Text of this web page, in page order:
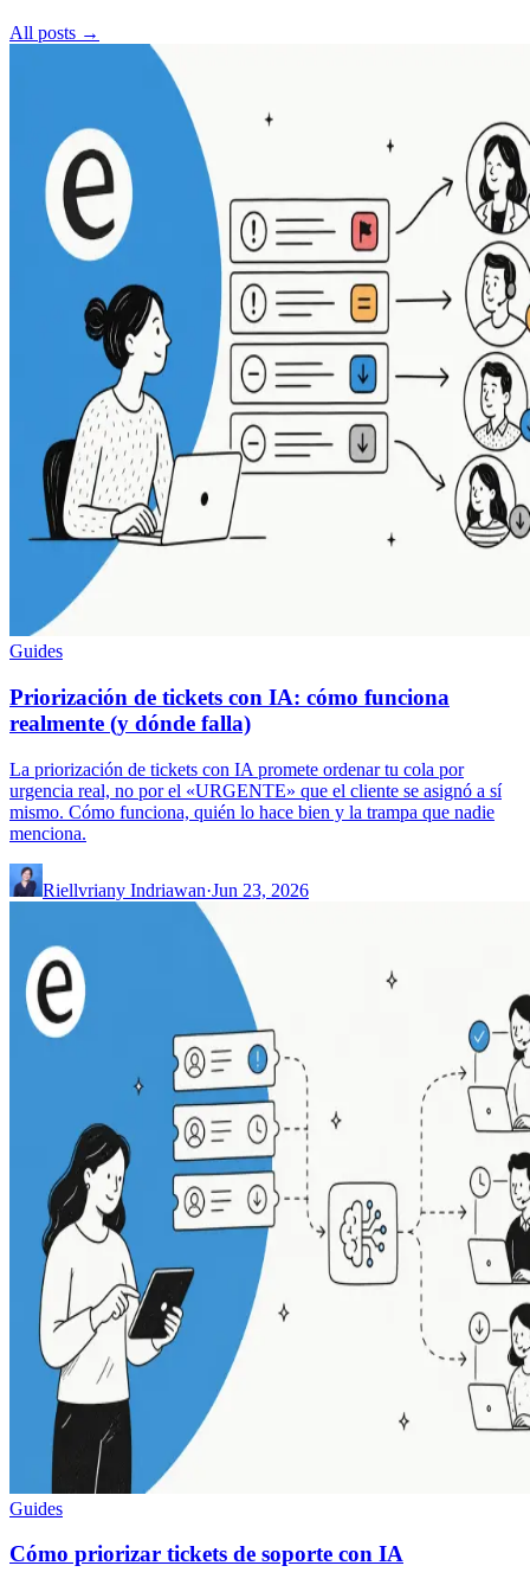
All posts →
Guides
Priorización de tickets con IA: cómo funciona
realmente (y dónde falla)
La priorización de tickets con IA promete ordenar tu cola por
urgencia real, no por el «URGENTE» que el cliente se asignó a sí
mismo. Cómo funciona, quién lo hace bien y la trampa que nadie
menciona.
Riellvriany Indriawan·Jun 23, 2026
Guides
Cómo priorizar tickets de soporte con IA